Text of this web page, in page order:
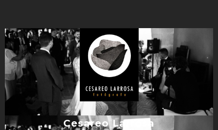
Cesareo Larrosa